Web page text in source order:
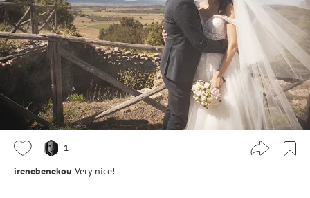
1
irenebenekou Very nice!